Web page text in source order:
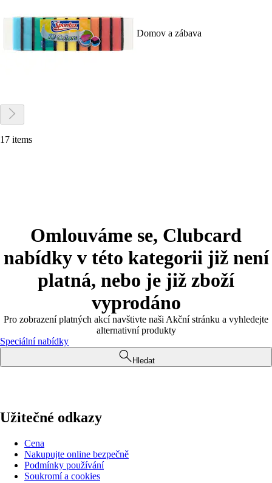
Domov a zábava
17 items
Omlouváme se, Clubcard
nabídky v této kategorii již není
platná, nebo je již zboží
vyprodáno
Pro zobrazení platných akcí navštivte naši Akční stránku a vyhledejte
alternativní produkty
Speciální nabídky
Hledat
Užitečné odkazy
Cena
Nakupujte online bezpečně
Podmínky používání
Soukromí a cookies